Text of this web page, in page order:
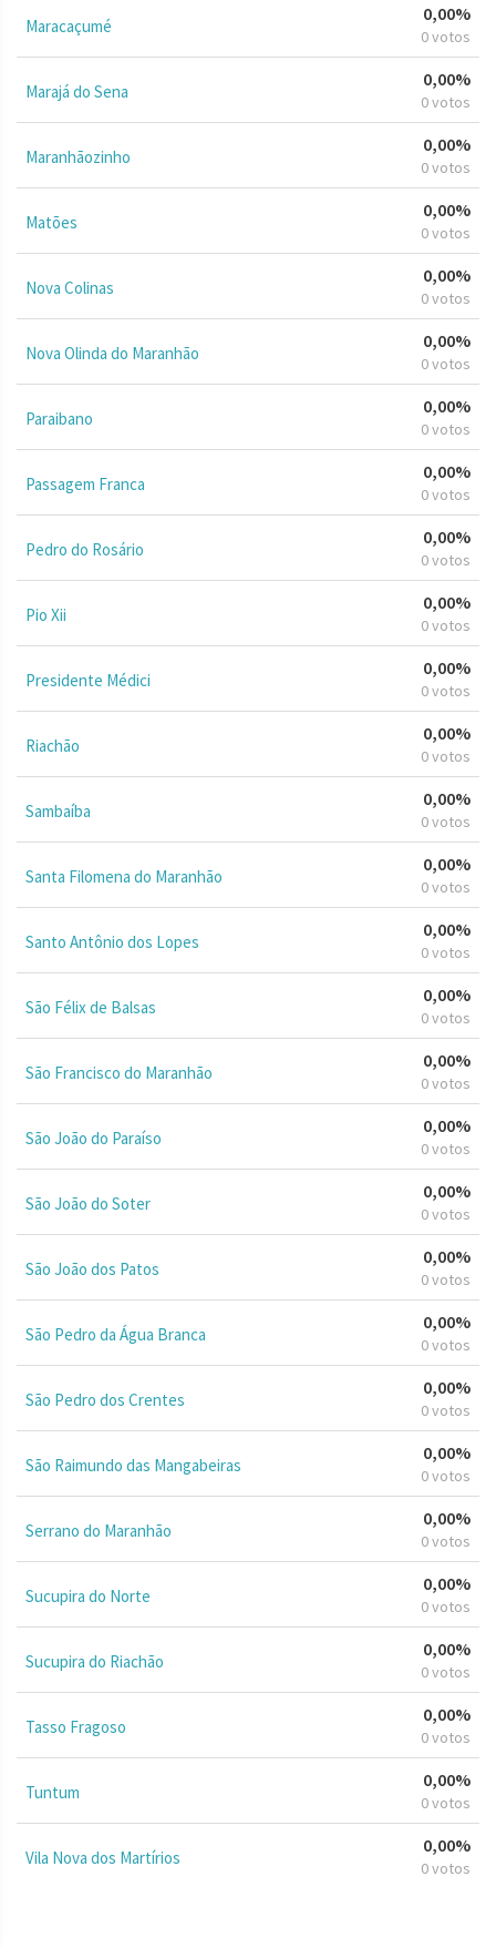
Maracaçumé
0,00%
0 votos
Marajá do Sena
0,00%
0 votos
Maranhãozinho
0,00%
0 votos
Matões
0,00%
0 votos
Nova Colinas
0,00%
0 votos
Nova Olinda do Maranhão
0,00%
0 votos
Paraibano
0,00%
0 votos
Passagem Franca
0,00%
0 votos
Pedro do Rosário
0,00%
0 votos
Pio Xii
0,00%
0 votos
Presidente Médici
0,00%
0 votos
Riachão
0,00%
0 votos
Sambaíba
0,00%
0 votos
Santa Filomena do Maranhão
0,00%
0 votos
Santo Antônio dos Lopes
0,00%
0 votos
São Félix de Balsas
0,00%
0 votos
São Francisco do Maranhão
0,00%
0 votos
São João do Paraíso
0,00%
0 votos
São João do Soter
0,00%
0 votos
São João dos Patos
0,00%
0 votos
São Pedro da Água Branca
0,00%
0 votos
São Pedro dos Crentes
0,00%
0 votos
São Raimundo das Mangabeiras
0,00%
0 votos
Serrano do Maranhão
0,00%
0 votos
Sucupira do Norte
0,00%
0 votos
Sucupira do Riachão
0,00%
0 votos
Tasso Fragoso
0,00%
0 votos
Tuntum
0,00%
0 votos
Vila Nova dos Martírios
0,00%
0 votos